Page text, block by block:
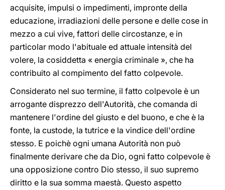
acquisite, impulsi o impedimenti, impronte della
educazione, irradiazioni delle persone e delle cose in
mezzo a cui vive, fattori delle circostanze, e in
particolar modo l'abituale ed attuale intensità del
volere, la cosiddetta « energia criminale », che ha
contribuito al compimento del fatto colpevole.
Considerato nel suo termine, il fatto colpevole è un
arrogante disprezzo dell'Autorità, che comanda di
mantenere l'ordine del giusto e del buono, e che è la
fonte, la custode, la tutrice e la vindice dell'ordine
stesso. E poichè ogni umana Autorità non può
finalmente derivare che da Dio, ogni fatto colpevole è
una opposizione contro Dio stesso, il suo supremo
diritto e la sua somma maestà. Questo aspetto